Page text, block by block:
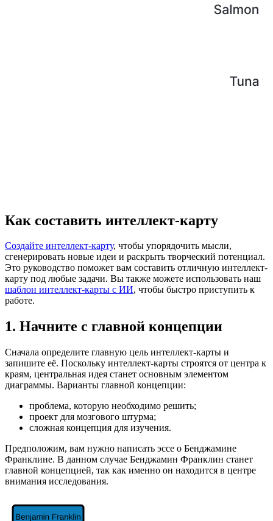
Как составить интеллект-карту
Создайте интеллект-карту, чтобы упорядочить мысли,
сгенерировать новые идеи и раскрыть творческий потенциал.
Это руководство поможет вам составить отличную интеллект-
карту под любые задачи. Вы также можете использовать наш
шаблон интеллект-карты с ИИ, чтобы быстро приступить к
работе.
1. Начните с главной концепции
Сначала определите главную цель интеллект-карты и
запишите её. Поскольку интеллект-карты строятся от центра к
краям, центральная идея станет основным элементом
диаграммы. Варианты главной концепции:
проблема, которую необходимо решить;
проект для мозгового штурма;
сложная концепция для изучения.
Предположим, вам нужно написать эссе о Бенджамине
Франклине. В данном случае Бенджамин Франклин станет
главной концепцией, так как именно он находится в центре
внимания исследования.